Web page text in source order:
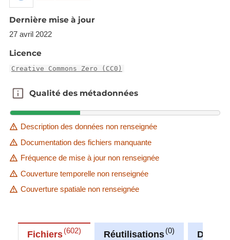
Dernière mise à jour
27 avril 2022
Licence
Creative Commons Zero (CC0)
Qualité des métadonnées
Qualité des métadonnées
Description des données non renseignée
Documentation des fichiers manquante
Fréquence de mise à jour non renseignée
Couverture temporelle non renseignée
Couverture spatiale non renseignée
Fichiers 602 Réutilisations 0